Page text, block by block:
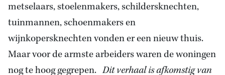
metselaars, stoelenmakers, schildersknechten,
tuinmannen, schoenmakers en
wijnkopersknechten vonden er een nieuw thuis.
Maar voor de armste arbeiders waren de woningen
nog te hoog gegrepen.Dit verhaal is afkomstig van